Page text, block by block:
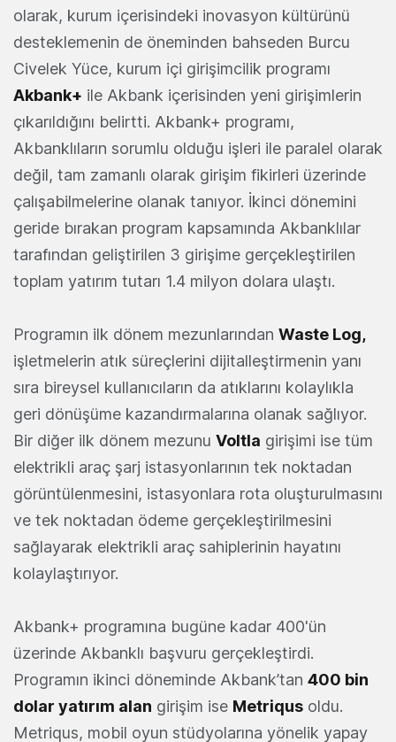
olarak, kurum içerisindeki inovasyon kültürünü
desteklemenin de öneminden bahseden Burcu
Civelek Yüce, kurum içi girişimcilik programı
Akbank+ ile Akbank içerisinden yeni girişimlerin
çıkarıldığını belirtti. Akbank+ programı,
Akbanklıların sorumlu olduğu işleri ile paralel olarak
değil, tam zamanlı olarak girişim fikirleri üzerinde
çalışabilmelerine olanak tanıyor. İkinci dönemini
geride bırakan program kapsamında Akbanklılar
tarafından geliştirilen 3 girişime gerçekleştirilen
toplam yatırım tutarı 1.4 milyon dolara ulaştı.
Programın ilk dönem mezunlarından Waste Log,
işletmelerin atık süreçlerini dijitalleştirmenin yanı
sıra bireysel kullanıcıların da atıklarını kolaylıkla
geri dönüşüme kazandırmalarına olanak sağlıyor.
Bir diğer ilk dönem mezunu Voltla girişimi ise tüm
elektrikli araç şarj istasyonlarının tek noktadan
görüntülenmesini, istasyonlara rota oluşturulmasını
ve tek noktadan ödeme gerçekleştirilmesini
sağlayarak elektrikli araç sahiplerinin hayatını
kolaylaştırıyor.
Akbank+ programına bugüne kadar 400'ün
üzerinde Akbanklı başvuru gerçekleştirdi.
Programın ikinci döneminde Akbank’tan 400 bin
dolar yatırım alan girişim ise Metriqus oldu.
Metriqus, mobil oyun stüdyolarına yönelik yapay